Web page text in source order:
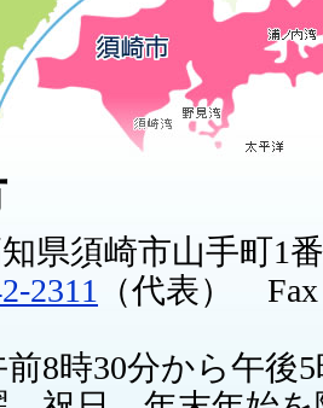
県須崎市山手町1
2311
（代表） Fax
8時30分から午後